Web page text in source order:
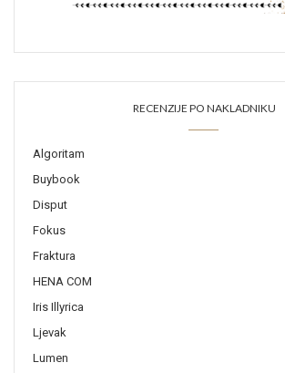
RECENZIJE PO NAKLADNIKU
Algoritam
Buybook
Disput
Fokus
Fraktura
HENA COM
Iris Illyrica
Ljevak
Lumen